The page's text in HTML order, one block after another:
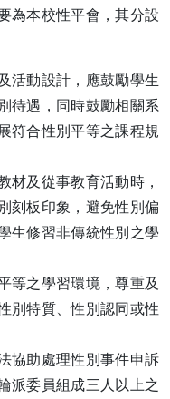
為本校性平會，其分設
活動設計，應鼓勵學生
待遇，同時鼓勵相關系
符合性別平等之課程規
材及從事教育活動時，
刻板印象，避免性別偏
生修習非傳統性別之學
等之學習環境，尊重及
別特質、性別認同或性
協助處理性別事件申訴
派委員組成三人以上之